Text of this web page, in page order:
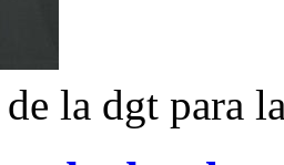
la dgt para